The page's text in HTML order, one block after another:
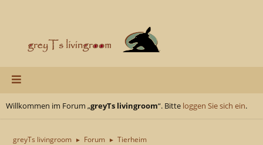
Willkommen im Forum „greyTs livingroom“. Bitte loggen Sie sich ein.
greyTs livingroom ► Forum ► Tierheim